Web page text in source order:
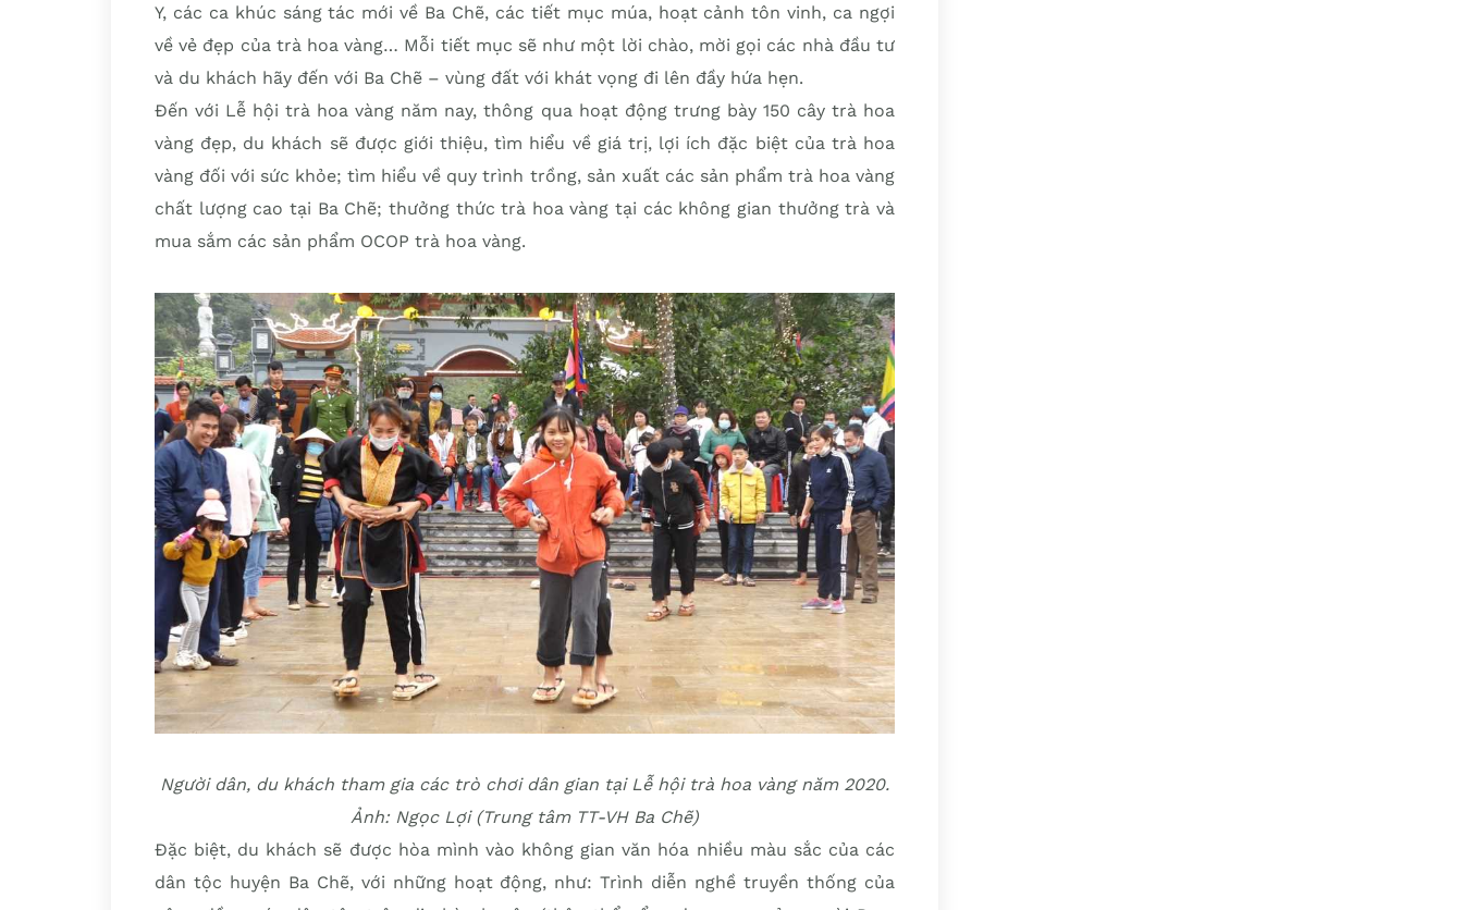
Y, các ca khúc sáng tác mới về Ba Chẽ, các tiết mục múa, hoạt cảnh tôn vinh, ca ngợi
về vẻ đẹp của trà hoa vàng… Mỗi tiết mục sẽ như một lời chào, mời gọi các nhà đầu tư
và du khách hãy đến với Ba Chẽ – vùng đất với khát vọng đi lên đầy hứa hẹn.
Đến với Lễ hội trà hoa vàng năm nay, thông qua hoạt động trưng bày 150 cây trà hoa
vàng đẹp, du khách sẽ được giới thiệu, tìm hiểu về giá trị, lợi ích đặc biệt của trà hoa
vàng đối với sức khỏe; tìm hiểu về quy trình trồng, sản xuất các sản phẩm trà hoa vàng
chất lượng cao tại Ba Chẽ; thưởng thức trà hoa vàng tại các không gian thưởng trà và
mua sắm các sản phẩm OCOP trà hoa vàng.
Người dân, du khách tham gia các trò chơi dân gian tại Lễ hội trà hoa vàng năm 2020.
Ảnh: Ngọc Lợi (Trung tâm TT-VH Ba Chẽ)
Đặc biệt, du khách sẽ được hòa mình vào không gian văn hóa nhiều màu sắc của các
dân tộc huyện Ba Chẽ, với những hoạt động, như: Trình diễn nghề truyền thống của